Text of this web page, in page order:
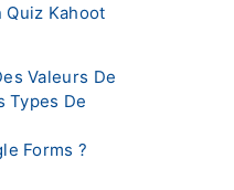
Quiz Kahoot
Valeurs De
Types De
Forms ?